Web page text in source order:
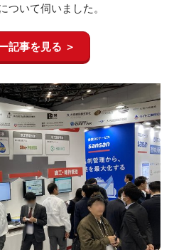
いて伺いました。
記事を見る ＞